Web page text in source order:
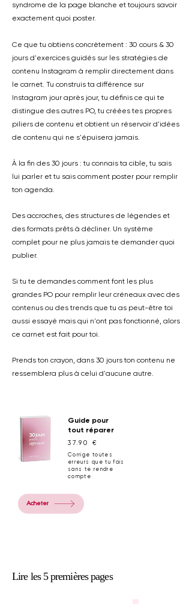
syndrome de la page blanche et toujours savoir
exactement quoi poster.
Ce que tu obtiens concrètement : 30 cours & 30
jours d'exercices guidés sur les stratégies de
contenu Instagram à remplir directement dans
le carnet. Tu construis ta différence sur
Instagram jour après jour, tu définis ce qui te
distingue des autres PO, tu créées tes propres
piliers de contenu et obtient un réservoir d'idées
de contenu qui ne s'épuisera jamais.
À la fin des 30 jours : tu connais ta cible, tu sais
lui parler et tu sais comment poster pour remplir
ton agenda.
Des accroches, des structures de légendes et
des formats prêts à décliner. Un système
complet pour ne plus jamais te demander quoi
publier.
Si tu te demandes comment font les plus
grandes PO pour remplir leur créneaux avec des
contenus ou des trends que tu as peut-être toi
aussi essayé mais qui n'ont pas fonctionné, alors
ce carnet est fait pour toi.
Prends ton crayon, dans 30 jours ton contenu ne
ressemblera plus à celui d'aucune autre.
Guide pour
tout réparer
37.90 €
Corrige toutes
erreurs que tu fais
sans te rendre
compte
Acheter
Lire les 5 premières pages